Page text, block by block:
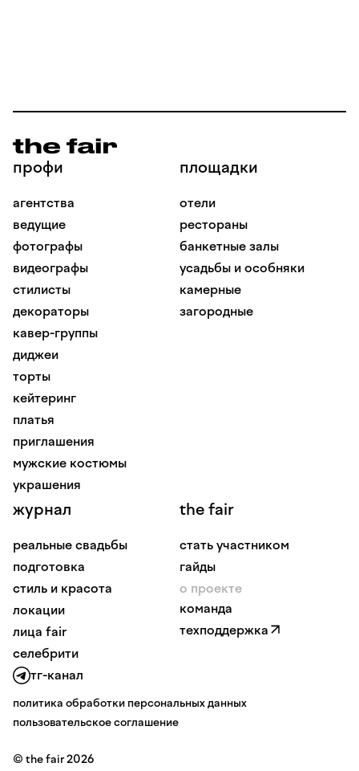
профи
агентства
ведущие
фотографы
видеографы
стилисты
декораторы
кавер-группы
диджеи
торты
кейтеринг
платья
приглашения
мужские костюмы
украшения
площадки
отели
рестораны
банкетные залы
усадьбы и особняки
камерные
загородные
журнал
реальные свадьбы
подготовка
стиль и красота
локации
лица fair
селебрити
the fair
стать участником
гайды
о проекте
команда
техподдержка
тг-канал
политика обработки персональных данных
пользовательское соглашение
© the fair 2026